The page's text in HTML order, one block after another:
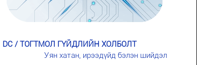
DC / ТОГТМОЛ ГҮЙДЛИЙН ХОЛБОЛТ
Уян хатан, ирээдүйд бэлэн шийдэл